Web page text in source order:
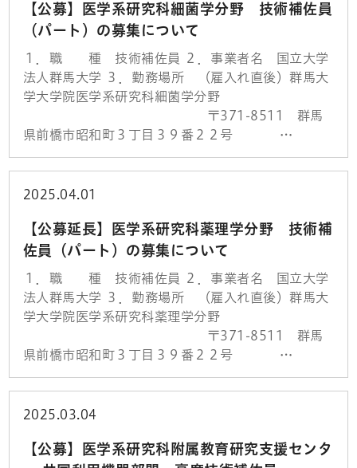
【公募】医学系研究科細菌学分野 技術補佐員
（パート）の募集について
１．職 種 技術補佐員 ２．事業者名 国立大学
法人群馬大学 ３．勤務場所 （雇入れ直後）群馬大
学大学院医学系研究科細菌学分野
〒371-8511 群馬
県前橋市昭和町３丁目３９番２２号 …
2025.04.01
【公募延長】医学系研究科薬理学分野 技術補
佐員（パート）の募集について
１．職 種 技術補佐員 ２．事業者名 国立大学
法人群馬大学 ３．勤務場所 （雇入れ直後）群馬大
学大学院医学系研究科薬理学分野
〒371-8511 群馬
県前橋市昭和町３丁目３９番２２号 …
2025.03.04
【公募】医学系研究科附属教育研究支援センタ